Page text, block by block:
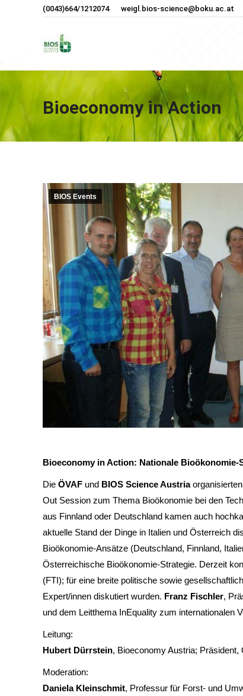
(0043)664/1212074 weigl.bios-science@boku.ac.at
Bioeconomy in Action
BIOS Events
Bioeconomy in Action: Nationale Bioökonomie-
Die ÖVAF und BIOS Science Austria
Out Session zum Thema Bioökonomie bei den
aus Finnland oder Deutschland kamen auch
aktuelle Stand der Dinge in Italien und Österreich
Bioökonomie-Ansätze (Deutschland, Finnland,
Österreichische Bioökonomie-Strategie. Derzeit
(FTI); für eine breite politische sowie
Expert/innen diskutiert wurden. Franz Fischler,
und dem Leitthema InEquality zum internationalen
Leitung:
Hubert Dürrstein, Bioeconomy Austria; Präsident,
Moderation:
Daniela Kleinschmit, Professur für Forst- und